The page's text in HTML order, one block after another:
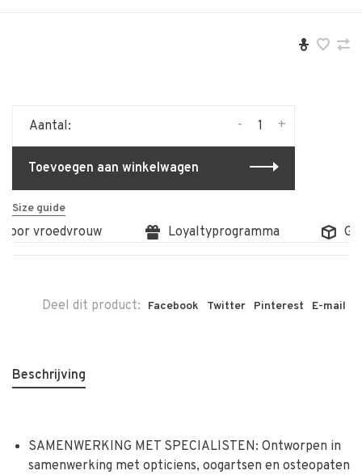
Aantal: +
-
Toevoegen aan winkelwagen
Size guide
vroedvrouw Loyaltyprogramma
Deel dit product: Facebook Twitter Pinterest E-mail
Beschrijving
SAMENWERKING MET SPECIALISTEN: Ontworpen in
samenwerking met opticiens, oogartsen en osteopaten